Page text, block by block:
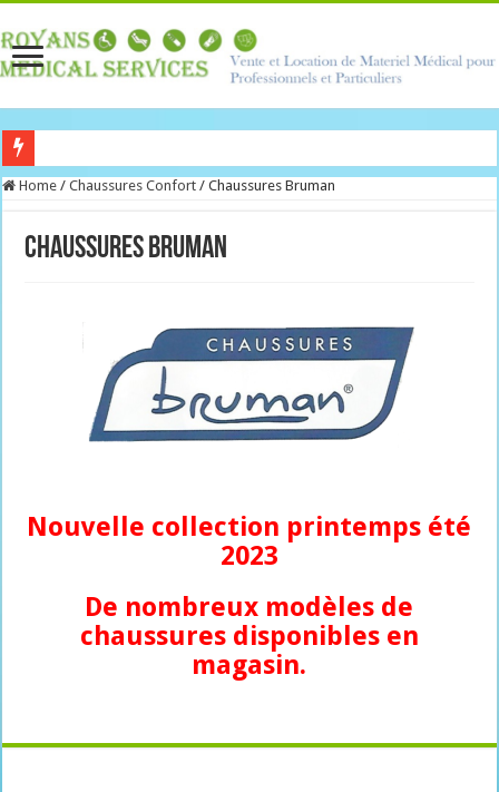
MASQUE EN TISSU FABRICATION FRANÇAISE DISPONIBLE AU MAGASIN
Home / Chaussures Confort / Chaussures Bruman
Chaussures Bruman
Nouvelle collection printemps été
2023
De nombreux modèles de
chaussures disponibles en
magasin.